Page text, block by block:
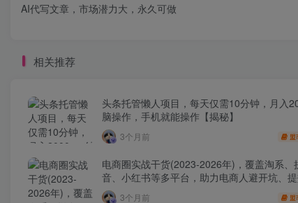
AI代写文章，市场潜力大，永久可做
相关推荐
头条托管懒人项目，每天仅需10分钟，月入
脑操作，手机就能操作【揭秘】
3个月前 盟
电商圈实战干货(2023-2026年)，覆盖淘系、
音、小红书等多平台，助力电商人避开坑、
利(更新4月)
3个月前 盟